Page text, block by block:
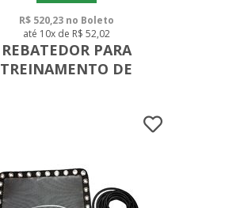
R$ 520,23 no Boleto
até 10x de R$ 52,02
REBATEDOR PARA
TREINAMENTO DE